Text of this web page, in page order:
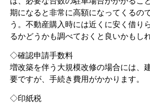
期になると非常に高額になってくるの
う。不動産購入時には近くに安く借り
るかどうかも調べておくと良いかもし
◇確認申請手数料
増改築を伴う大規模改修の場合には、
要ですが、手続き費用がかかります。
◇印紙税